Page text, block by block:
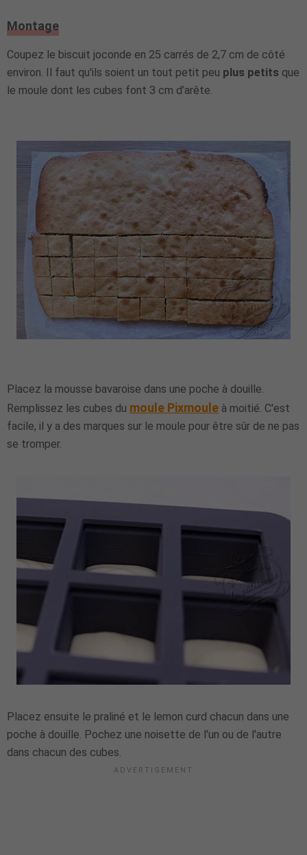
Montage
Coupez le biscuit joconde en 25 carrés de 2,7 cm de côté
environ. Il faut qu'ils soient un tout petit peu plus petits que
le moule dont les cubes font 3 cm d’arête.
Placez la mousse bavaroise dans une poche à douille.
Remplissez les cubes du moule Pixmoule à moitié. C'est
facile, il y a des marques sur le moule pour être sûr de ne pas
se tromper.
Placez ensuite le praliné et le lemon curd chacun dans une
poche à douille. Pochez une noisette de l'un ou de l'autre
dans chacun des cubes.